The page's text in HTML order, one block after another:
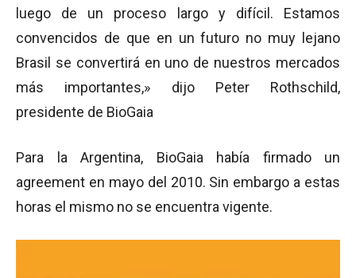
luego de un proceso largo y difícil. Estamos
convencidos de que en un futuro no muy lejano
Brasil se convertirá en uno de nuestros mercados
más importantes,» dijo Peter Rothschild,
presidente de BioGaia
Para la Argentina, BioGaia había firmado un
agreement en mayo del 2010. Sin embargo a estas
horas el mismo no se encuentra vigente.